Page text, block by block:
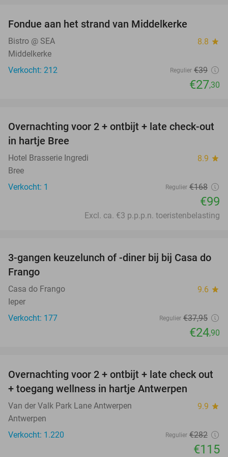
Fondue aan het strand van Middelkerke
Bistro @ SEA 8.8 star
Middelkerke
Verkocht: 212
Regulier €39
€27,30
41%
TODAY
Overnachting voor 2 + ontbijt + late check-out
in hartje Bree
Hotel Brasserie Ingredi 8.9 star
Bree
Verkocht: 1
Regulier €168
€99
Excl. ca. €3 p.p.p.n. toeristenbelasting
34%
3-gangen keuzelunch of -diner bij bij Casa do
Frango
Casa do Frango 9.6 star
Ieper
Verkocht: 177
Regulier €37,95
€24,90
59%
Overnachting voor 2 + ontbijt + late check out
+ toegang wellness in hartje Antwerpen
Van der Valk Park Lane Antwerpen 9.9 star
Antwerpen
Verkocht: 1.220
Regulier €282
€115